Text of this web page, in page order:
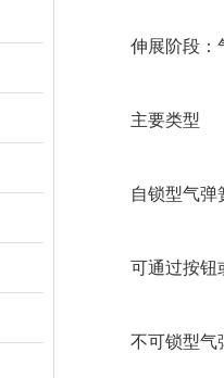
伸展阶段：气
主要类型
自锁型气弹簧
可通过按钮或
不可锁型气